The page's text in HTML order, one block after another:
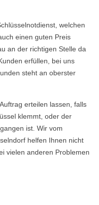
welchen
einen guten Preis
an der richtigen Stelle da
erfüllen, bei uns
steht an oberster
erteilen lassen, falls
klemmt, oder der
ist. Wir vom
helfen Ihnen nicht
vielen anderen Problemen